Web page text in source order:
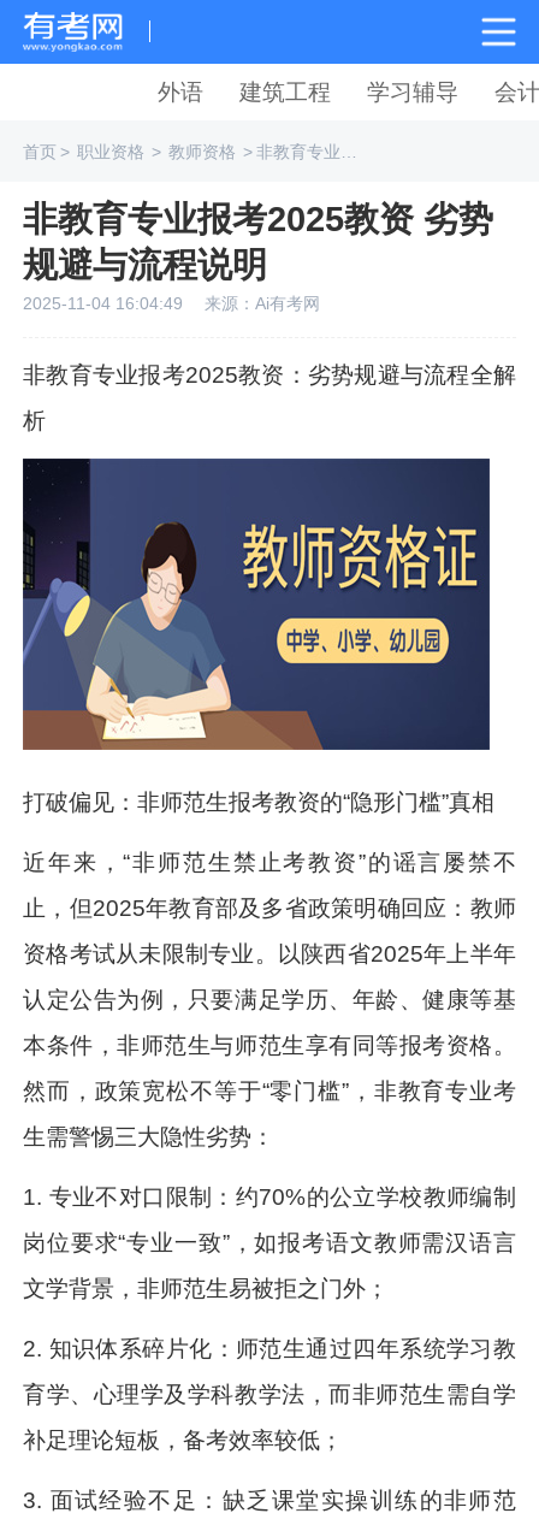
外语 建筑工程 学习辅导 会计
首页> 职业资格 > 教师资格 >
非教育专业报考2025教资 劣势
规避与流程说明
2025-11-04 16:04:49 来源：Ai有考网
非教育专业报考2025教资：劣势规避与流程全解
析
打破偏见：非师范生报考教资的“隐形门槛”真相
近年来，“非师范生禁止考教资”的谣言屡禁不
止，但2025年教育部及多省政策明确回应：教师
资格考试从未限制专业。以陕西省2025年上半年
认定公告为例，只要满足学历、年龄、健康等基
本条件，非师范生与师范生享有同等报考资格。
然而，政策宽松不等于“零门槛”，非教育专业考
生需警惕三大隐性劣势：
1. 专业不对口限制：约70%的公立学校教师编制
岗位要求“专业一致”，如报考语文教师需汉语言
文学背景，非师范生易被拒之门外；
2. 知识体系碎片化：师范生通过四年系统学习教
育学、心理学及学科教学法，而非师范生需自学
补足理论短板，备考效率较低；
3. 面试经验不足：缺乏课堂实操训练的非师范